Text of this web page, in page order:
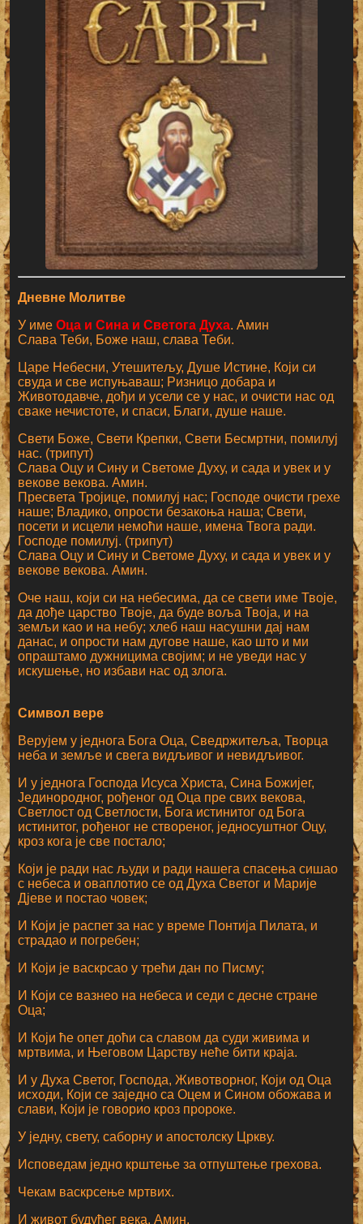
Дневне Молитве
У имеОца и Сина и Светога Духа. Амин
Слава Теби, Боже наш, слава Теби.
Царе Небесни, Утешитељу, Душе Истине, Који си
свуда и све испуњаваш; Ризницо добара и
Животодавче, дођи и усели се у нас, и очисти нас од
сваке нечистоте, и спаси, Благи, душе наше.
Свети Боже, Свети Крепки, Свети Бесмртни, помилуј
нас. (трипут)
Слава Оцу и Сину и Светоме Духу, и сада и увек и у
векове векова. Амин.
Пресвета Тројице, помилуј нас; Господе очисти грехе
наше; Владико, опрости безакоња наша; Свети,
посети и исцели немоћи наше, имена Твога ради.
Господе помилуј. (трипут)
Слава Оцу и Сину и Светоме Духу, и сада и увек и у
векове векова. Амин.
Оче наш, који си на небесима, да се свети име Твоје,
да дође царство Твоје, да буде воља Твоја, и на
земљи као и на небу; хлеб наш насушни дај нам
данас, и опрости нам дугове наше, као што и ми
опраштамо дужницима својим; и не уведи нас у
искушење, но избави нас од злога.
Символ вере
Верујем у једнога Бога Оца, Сведржитеља, Творца
неба и земље и свега видљивог и невидљивог.
И у једнога Господа Исуса Христа, Сина Божијег,
Јединородног, рођеног од Оца пре свих векова,
Светлост од Светлости, Бога истинитог од Бога
истинитог, рођеног не створеног, једносуштног Оцу,
кроз кога је све постало;
Који је ради нас људи и ради нашега спасења сишао
с небеса и оваплотио се од Духа Светог и Марије
Дјеве и постао човек;
И Који је распет за нас у време Понтија Пилата, и
страдао и погребен;
И Који је васкрсао у трећи дан по Писму;
И Који се вазнео на небеса и седи с десне стране
Оца;
И Који ће опет доћи са славом да суди живима и
мртвима, и Његовом Царству неће бити краја.
И у Духа Светог, Господа, Животворног, Који од Оца
исходи, Који се заједно са Оцем и Сином обожава и
слави, Који је говорио кроз пророке.
У једну, свету, саборну и апостолску Цркву.
Исповедам једно крштење за отпуштење грехова.
Чекам васкрсење мртвих.
И живот будућег века. Амин.